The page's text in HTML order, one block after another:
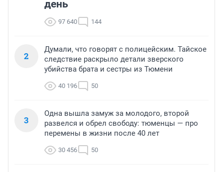
день
97 640 144
2
Думали, что говорят с полицейским. Тайское
следствие раскрыло детали зверского
убийства брата и сестры из Тюмени
40 196 50
3
Одна вышла замуж за молодого, второй
развелся и обрел свободу: тюменцы — про
перемены в жизни после 40 лет
30 456 50